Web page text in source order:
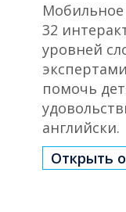
32
уровней
помочь
английски.
Открыть